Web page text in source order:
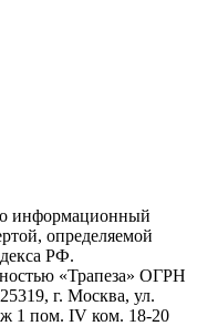
информационный
определяемой
РФ.
«Трапеза» ОГРН
г. Москва, ул.
1 пом. IV ком. 18-20